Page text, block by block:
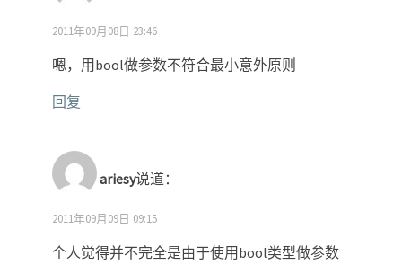
2011年09月08日 23:46
嗯，用bool做参数不符合最小意外原则
回复
ariesy说道：
2011年09月09日 09:15
个人觉得并不完全是由于使用bool类型做参数